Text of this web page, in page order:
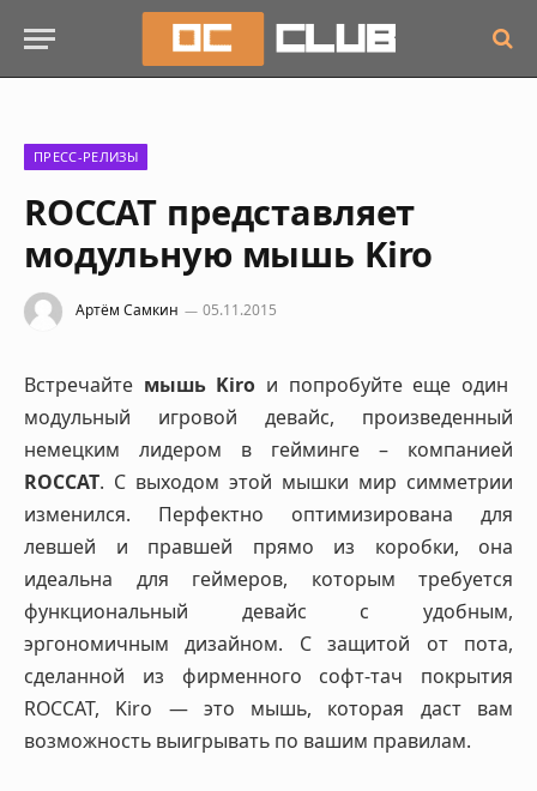
ПРЕСС-РЕЛИЗЫ
ROCCAT представляет
модульную мышь Kiro
Артём Самкин 05.11.2015
Встречайте мышь Kiro и попробуйте еще один
модульный игровой девайс, произведенный
немецким лидером в гейминге – компанией
ROCCAT. С выходом этой мышки мир симметрии
изменился. Перфектно оптимизирована для
левшей и правшей прямо из коробки, она
идеальна для геймеров, которым требуется
функциональный девайс с удобным,
эргономичным дизайном. С защитой от пота,
сделанной из фирменного софт-тач покрытия
ROCCAT, Kiro — это мышь, которая даст вам
возможность выигрывать по вашим правилам.